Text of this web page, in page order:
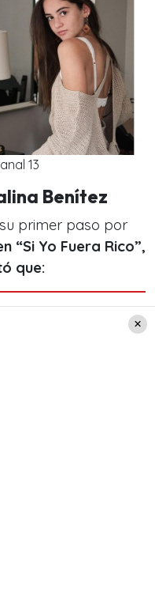
13
Benítez
primer paso por
“Si Yo Fuera Rico”,
que: